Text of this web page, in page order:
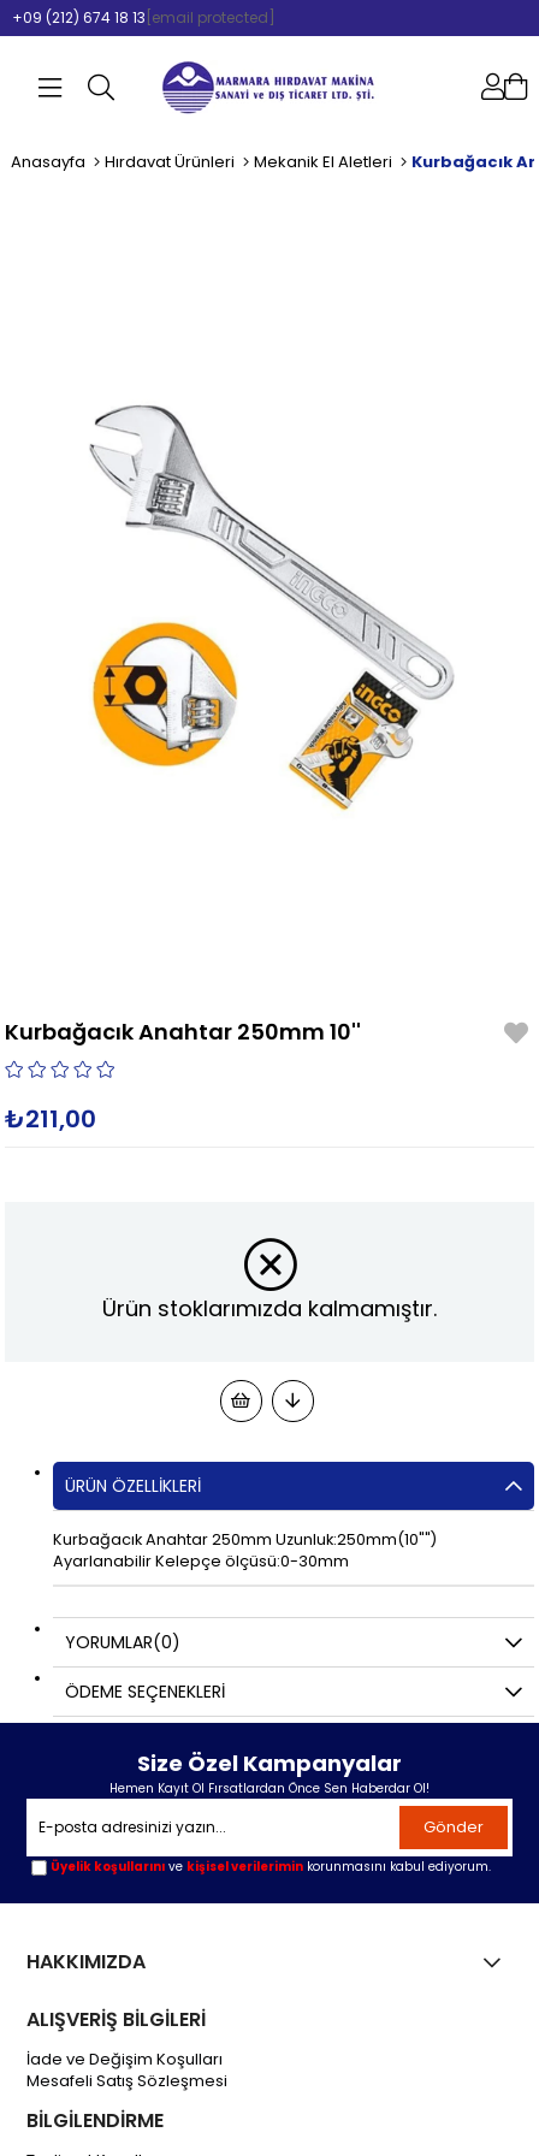
+09 (212) 674 18 13 [email protected]
Anasayfa Hırdavat Ürünleri Mekanik El Aletleri Kurbağacık
Kurbağacık Anahtar 250mm 10''
₺211,00
Ürün stoklarımızda kalmamıştır.
ÜRÜN ÖZELLIKLERI
Kurbağacık Anahtar 250mm Uzunluk:250mm(10"")
Ayarlanabilir Kelepçe ölçüsü:0-30mm
YORUMLAR(0)
ÖDEME SEÇENEKLERI
Size Özel Kampanyalar
Hemen Kayıt Ol Fırsatlardan Önce Sen Haberdar Ol!
Gönder
Üyelik koşullarını ve kişisel verilerimin korunmasını kabul ediyorum.
HAKKIMIZDA
ALIŞVERİŞ BİLGİLERİ
İade ve Değişim Koşulları
Mesafeli Satış Sözleşmesi
BİLGİLENDİRME